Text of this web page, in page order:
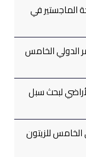
الماجستير في
الدولي الخامس
لبحث سبل
للزيتون